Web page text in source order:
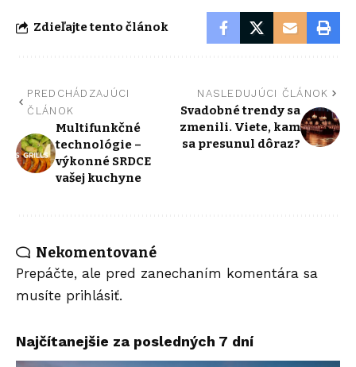
Zdieľajte tento článok
PREDCHÁDZAJÚCI
ČLÁNOK
Multifunkčné
technológie –
výkonné SRDCE
vašej kuchyne
NASLEDUJÚCI ČLÁNOK
Svadobné trendy sa
zmenili. Viete, kam
sa presunul dôraz?
Nekomentované
Prepáčte, ale pred zanechaním komentára sa
musíte prihlásiť.
Najčítanejšie za posledných 7 dní